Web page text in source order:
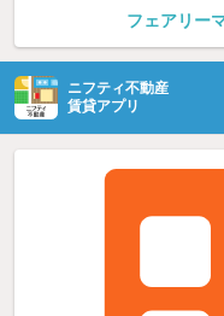
フェアリー
ニフティ不動産
賃貸アプリ